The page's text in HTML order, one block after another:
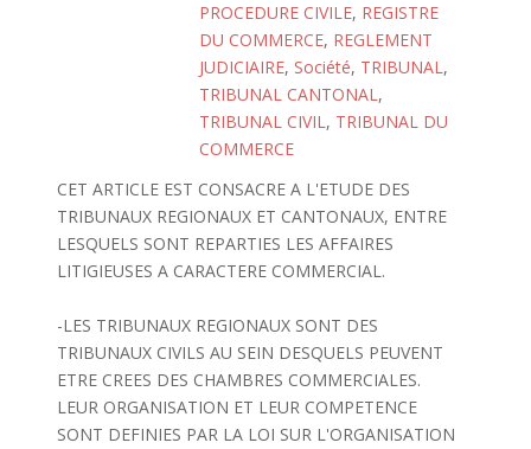
PROCEDURE CIVILE, REGISTRE
DU COMMERCE, REGLEMENT
JUDICIAIRE, Société, TRIBUNAL,
TRIBUNAL CANTONAL,
TRIBUNAL CIVIL, TRIBUNAL DU
COMMERCE
CET ARTICLE EST CONSACRE A L'ETUDE DES
TRIBUNAUX REGIONAUX ET CANTONAUX, ENTRE
LESQUELS SONT REPARTIES LES AFFAIRES
LITIGIEUSES A CARACTERE COMMERCIAL.
-LES TRIBUNAUX REGIONAUX SONT DES
TRIBUNAUX CIVILS AU SEIN DESQUELS PEUVENT
ETRE CREES DES CHAMBRES COMMERCIALES.
LEUR ORGANISATION ET LEUR COMPETENCE
SONT DEFINIES PAR LA LOI SUR L'ORGANISATION